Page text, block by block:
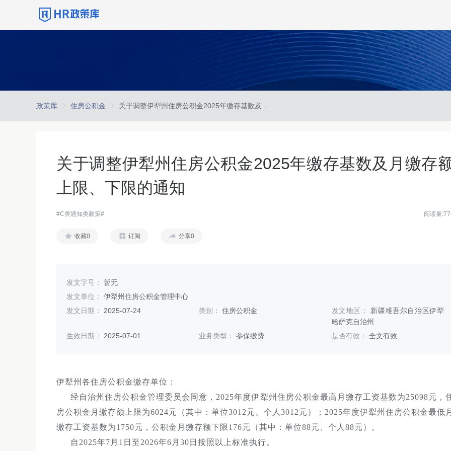
政策库 住房公积金
关于调整伊犁州住房公积金2025年缴存基数及月缴存
上限、下限的通知
#C类通知类政策# 阅读量
收藏0 订阅 分享0
发文字号： 暂无
发文单位： 伊犁州住房公积金管理中心
发文日期： 2025-07-24 类别：住房公积金 发文地区： 新疆维吾尔自治区伊犁
哈萨克自治州
生效日期： 2025-07-01 业务类型：参保缴费 是否有效： 全文有效
伊犁州各住房公积金缴存单位：
经自治州住房公积金管理委员会同意，2025年度伊犁州住房公积金最高月缴存工资基数为25098元，
房公积金月缴存额上限为6024元（其中：单位3012元、个人3012元）；2025年度伊犁州住房公积金最低
缴存工资基数为1750元，公积金月缴存额下限176元（其中：单位88元、个人88元）。
自2025年7月1日至2026年6月30日按照以上标准执行。